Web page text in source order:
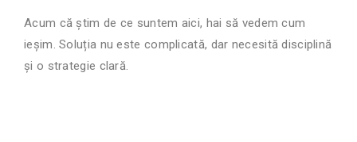
Acum că știm de ce suntem aici, hai să vedem cum
ieșim. Soluția nu este complicată, dar necesită disciplină
și o strategie clară.